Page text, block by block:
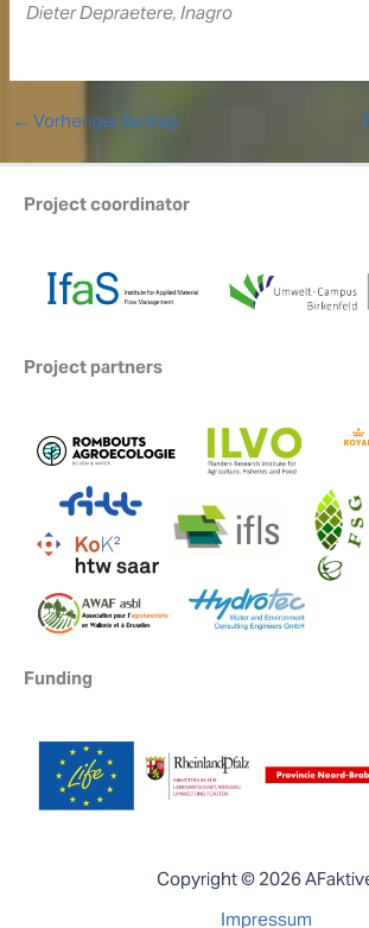
Dieter Depraetere, Inagro
← Vorheriger Beitrag
Project coordinator
Project partners
Funding
Copyright © 2026
Impressum